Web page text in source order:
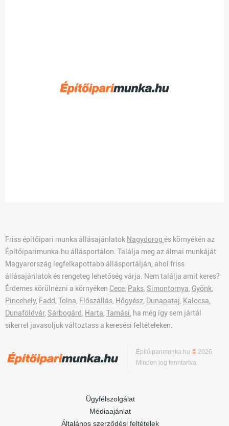
Friss építőipari munka állásajánlatok Nagydorog és környékén az
Építőiparimunka.hu állásportálon. Találja meg az álmai munkáját
Magyarország legfelkapottabb állásportálján, ahol friss
állásajánlatok és rengeteg lehetőség várja. Nem találja amit keres?
Érdemes körülnézni a környéken Cece Paks Simontornya Gyönk
Pincehely, Fadd Tolna Előszállás Hőgyész Dunapataj Kalocsa
Dunaföldvár, Sárbogárd Harta Tamási , ha még így sem jártál
sikerrel javasoljuk változtass a keresési feltételeken.
Építőiparimunka.hu© 2026
Minden jog fenntartva.
Ügyfélszolgálat
Médiaajánlat
Általános szerződési feltételek